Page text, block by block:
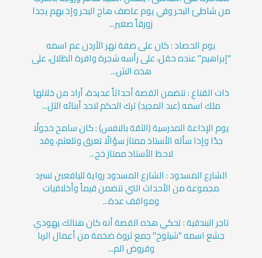
من شاطئ البحر وفي يوم عاصف هاج البحر وإذ بهم يجدا
زورقاً صغير...
يوم الحصاد : كان على ضفة نهر الأردن عم اسمه
"إبراهيم" عنده حقل، على رأسه شجرة وافرة الظلال، على
هذه الش...
ذات القناع : تتضمن القصة أحداثاً عديدة، أراد من خلالها
ملك اسمه (عبد المجيد) ترك الحكم لاحد أبنائه الثل...
يوم الإذاعة المدرسية (الثقة بالنفس) : كان سامح خجولًا
جدًا وإذا سأله الأستاذ ممتاز سؤالًا تعرق وتلعثم، وقد
لاحظ الأستاذ ممتاز خج...
الشارع المسدود : الشارع المسدود رواية لليافعين تسرد
مجموعة من الأحداث التي تتضمن قيماً وأخلاقيات
ومواقف عدة...
تاجر البندقية : تحكي هذه القصة أنه كان هنالك يهودي
جشع اسمه "شيلوخ" جمع ثروة ضخمة من أعمال الربا
وقروض الم...